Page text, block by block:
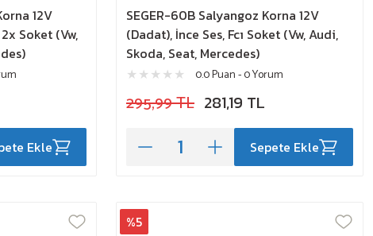
12V
Soket (Vw,
Ekle
SEGER-60B Salyangoz Korna 12V
(Dadat), İnce Ses, Fcı Soket (Vw, Audi,
Skoda, Seat, Mercedes)
0.0 Puan - 0 Yorum
295,99 TL 281,19 TL
Sepete Ekle
%5